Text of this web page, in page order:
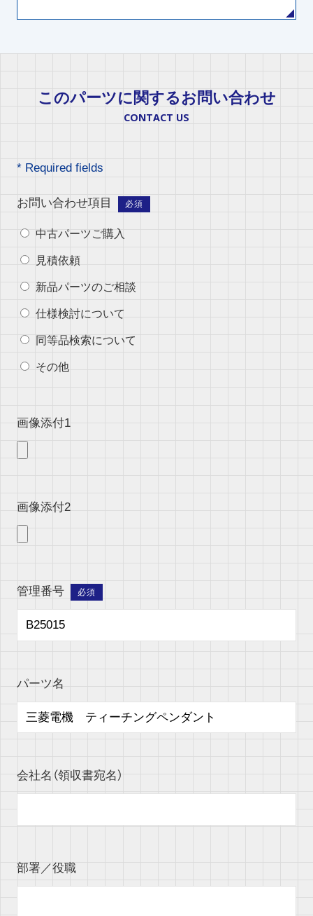
このパーツに関するお問い合わせ
CONTACT US
* Required fields
お問い合わせ項目 必須
中古パーツご購入
見積依頼
新品パーツのご相談
仕様検討について
同等品検索について
その他
画像添付1
画像添付2
管理番号 必須
パーツ名
会社名（領収書宛名）
部署／役職